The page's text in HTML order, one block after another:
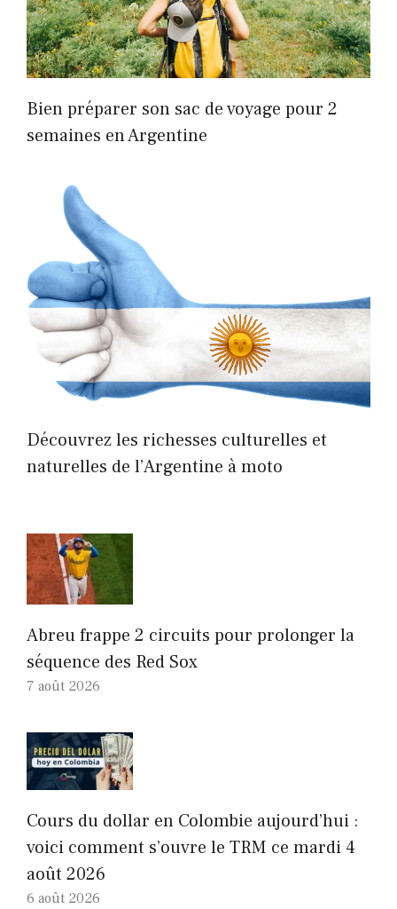
Bien préparer son sac de voyage pour 2
semaines en Argentine
Découvrez les richesses culturelles et
naturelles de l’Argentine à moto
Abreu frappe 2 circuits pour prolonger la
séquence des Red Sox
7 août 2026
Cours du dollar en Colombie aujourd’hui :
voici comment s’ouvre le TRM ce mardi 4
août 2026
6 août 2026